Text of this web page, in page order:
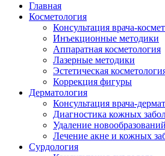
Главная
Косметология
Консультация врача-
Инъекционные методики
Аппаратная косметология
Лазерные методики
Эстетическая
Коррекция фигуры
Дерматология
Консультация врача-
Диагностика кожных
Удаление новообразований
Лечение акне и кожных
Сурдология